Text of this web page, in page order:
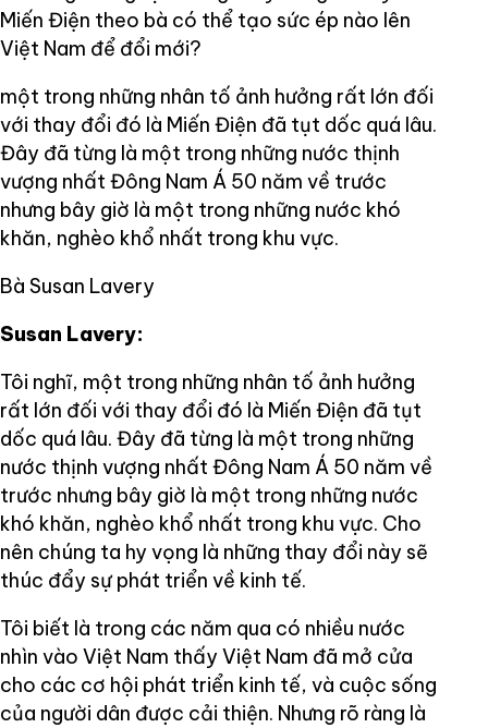
Miến Điện theo bà có thể tạo sức ép nào lên
Việt Nam để đổi mới?
một trong những nhân tố ảnh hưởng rất lớn đối
với thay đổi đó là Miến Điện đã tụt dốc quá lâu.
Đây đã từng là một trong những nước thịnh
vượng nhất Đông Nam Á 50 năm về trước
nhưng bây giờ là một trong những nước khó
khăn, nghèo khổ nhất trong khu vực.
Bà Susan Lavery
Susan Lavery:
Tôi nghĩ, một trong những nhân tố ảnh hưởng
rất lớn đối với thay đổi đó là Miến Điện đã tụt
dốc quá lâu. Đây đã từng là một trong những
nước thịnh vượng nhất Đông Nam Á 50 năm về
trước nhưng bây giờ là một trong những nước
khó khăn, nghèo khổ nhất trong khu vực. Cho
nên chúng ta hy vọng là những thay đổi này sẽ
thúc đẩy sự phát triển về kinh tế.
Tôi biết là trong các năm qua có nhiều nước
nhìn vào Việt Nam thấy Việt Nam đã mở cửa
cho các cơ hội phát triển kinh tế, và cuộc sống
của người dân được cải thiện. Nhưng rõ ràng là